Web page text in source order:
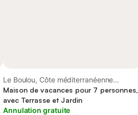
Le Boulou, Côte méditerranéenne
(France)
Maison de vacances pour 7 personnes,
avec Terrasse et Jardin
Annulation gratuite